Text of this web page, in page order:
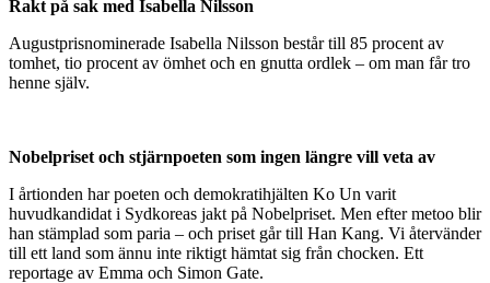
Rakt på sak med Isabella Nilsson
Augustprisnominerade Isabella Nilsson består till 85 procent av
tomhet, tio procent av ömhet och en gnutta ordlek – om man får tro
henne själv.
Nobelpriset och stjärnpoeten som ingen längre vill veta av
I årtionden har poeten och demokratihjälten Ko Un varit
huvudkandidat i Sydkoreas jakt på Nobelpriset. Men efter metoo blir
han stämp­lad som paria – och priset går till Han Kang. Vi återvänder
till ett land som ännu inte riktigt hämtat sig från chocken. Ett
reportage av Emma och Simon Gate.